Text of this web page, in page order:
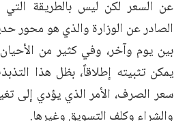
عن السعر لكن ليس بالطريقة التي
الصادر عن الوزارة والذي هو محور
بين يوم وآخر، وفي كثير من
يمكن تثبيته إطلاقاً، بظل هذا
سعر الصرف، الأمر الذي يؤدي إلى